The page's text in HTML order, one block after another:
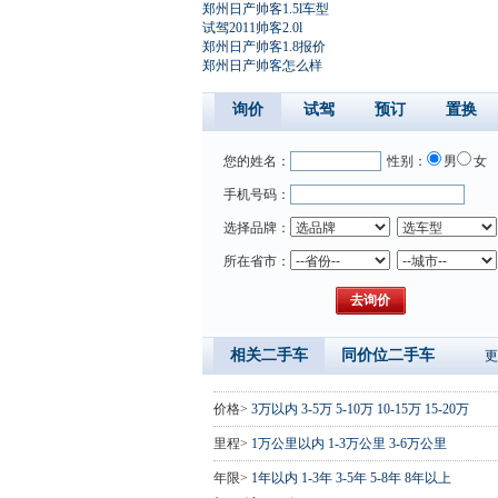
郑州日产帅客1.5l车型
试驾2011帅客2.0l
郑州日产帅客1.8报价
郑州日产帅客怎么样
询价 试驾 预订 置换
您的姓名： 性别： 男 女
手机号码：
选择品牌：
所在省市：
相关二手车 同价位二手车
价格> 3万以内 3-5万 5-10万 10-15万 15-20万
里程> 1万公里以内 1-3万公里 3-6万公里
年限> 1年以内 1-3年 3-5年 5-8年 8年以上